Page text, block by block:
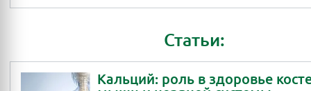
Статьи:
Кальций: роль в здоровье